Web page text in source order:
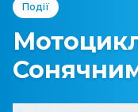
Події